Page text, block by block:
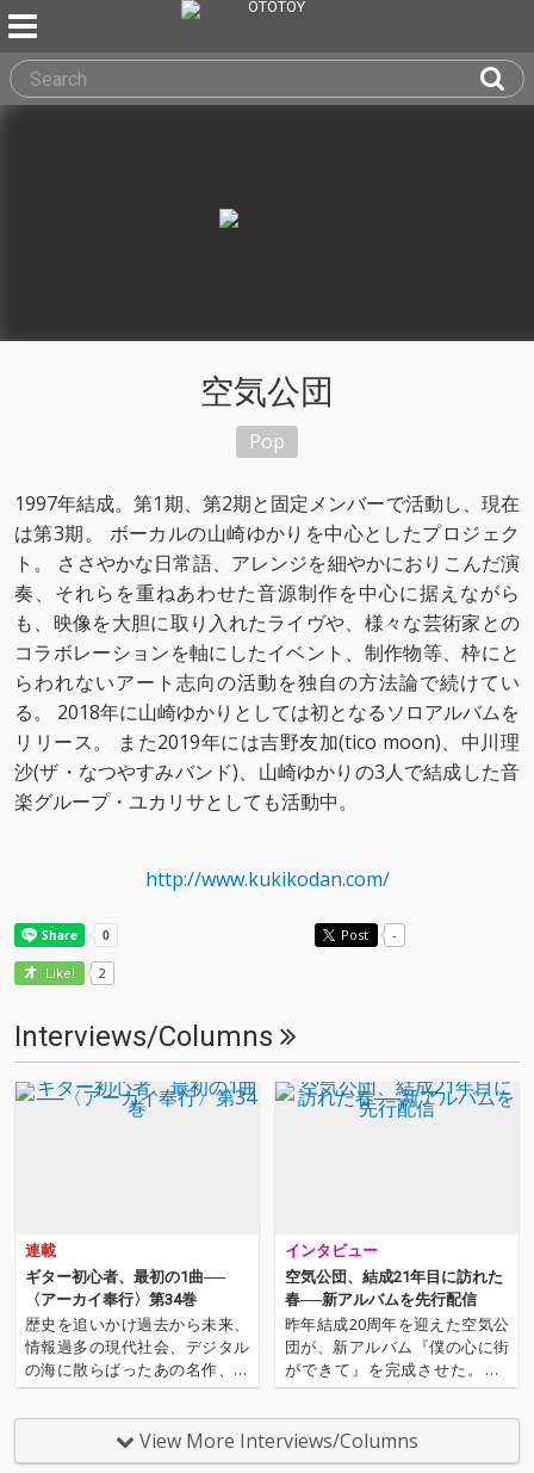
空気公団
Pop
1997年結成。第1期、第2期と固定メンバーで活動し、現在
は第3期。 ボーカルの山崎ゆかりを中心としたプロジェク
ト。 ささやかな日常語、アレンジを細やかにおりこんだ演
奏、それらを重ねあわせた音源制作を中心に据えながら
も、映像を大胆に取り入れたライヴや、様々な芸術家との
コラボレーションを軸にしたイベント、制作物等、枠にと
らわれないアート志向の活動を独自の方法論で続けてい
る。 2018年に山崎ゆかりとしては初となるソロアルバムを
リリース。 また2019年には吉野友加(tico moon)、中川理
沙(ザ・なつやすみバンド)、山崎ゆかりの3人で結成した音
楽グループ・ユカリサとしても活動中。
View More
http://www.kukikodan.com/
Post -
Like! 2
Interviews/Columns
連載
ギター初心者、最初の1曲──
〈アーカイ奉行〉第34巻
歴史を追いかけ過去から未来、
情報過多の現代社会、デジタル
の海に散らばったあの名作、こ
の名作たちをひとつにまとめる
仕事人…!〈アーカイ奉行〉が今
日もデジタルの乱世を治め
る…!'''〈アーカイ奉行〉と
インタビュー
空気公団、結成21年目に訪れた
春──新アルバムを先行配信
昨年結成20周年を迎えた空気公
団が、新アルバム『僕の心に街
ができて』を完成させた。約2
年ぶりの新作となる今作は、山
崎、戸川、窪田のメンバー3人
で制作、演奏、録音、ミックス
まで手掛けたこれまでにない特
View More Interviews/Columns